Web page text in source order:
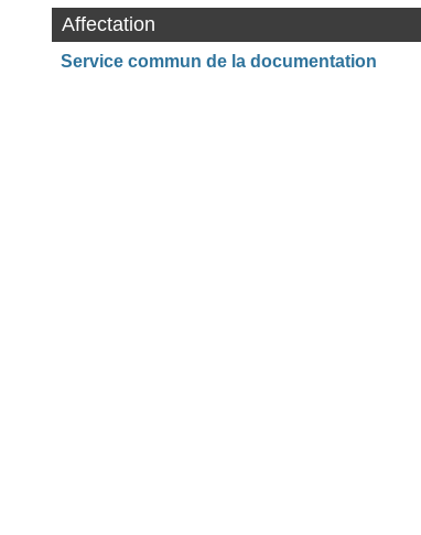
Affectation
Service commun de la documentation